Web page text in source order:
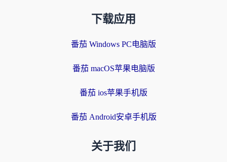
下载应用
番茄 Windows PC电脑版
番茄 macOS苹果电脑版
番茄 ios苹果手机版
番茄 Android安卓手机版
关于我们